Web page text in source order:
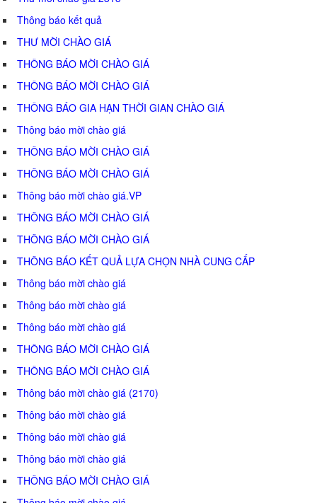
Thông báo kết quả
THƯ MỜI CHÀO GIÁ
THÔNG BÁO MỜI CHÀO GIÁ
THÔNG BÁO MỜI CHÀO GIÁ
THÔNG BÁO GIA HẠN THỜI GIAN CHÀO GIÁ
Thông báo mời chào giá
THÔNG BÁO MỜI CHÀO GIÁ
THÔNG BÁO MỜI CHÀO GIÁ
Thông báo mời chào giá.VP
THÔNG BÁO MỜI CHÀO GIÁ
THÔNG BÁO MỜI CHÀO GIÁ
THÔNG BÁO KẾT QUẢ LỰA CHỌN NHÀ CUNG CẤP
Thông báo mời chào giá
Thông báo mời chào giá
Thông báo mời chào giá
THÔNG BÁO MỜI CHÀO GIÁ
THÔNG BÁO MỜI CHÀO GIÁ
Thông báo mời chào giá (2170)
Thông báo mời chào giá
Thông báo mời chào giá
Thông báo mời chào giá
THÔNG BÁO MỜI CHÀO GIÁ